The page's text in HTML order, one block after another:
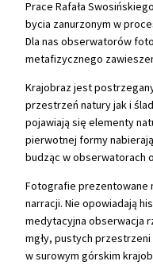
Prace Rafała
bycia zanurzonym w
Dla nas obserwatorów
metafizycznego
Krajobraz jest
przestrzeń natury jak i
pojawiają się elementy
pierwotnej formy
budząc w obserwatorach
Fotografie prezentowane
narracji. Nie opowiadają
medytacyjna obserwacja
mgły, pustych
w surowym górskim